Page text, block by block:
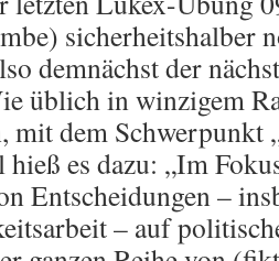
sicherheitshalber
demnächst der
üblich in winzigem
mit dem Schwerpunkt
es dazu: „Im
Entscheidungen –
– auf